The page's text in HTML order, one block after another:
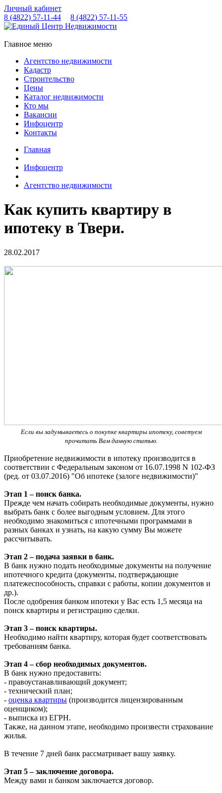
Личный кабинет
8 (4822) 57-11-44 8 (4822) 57-11-55
Главное меню
Агентство недвижимости
Кадастр
Строительство
Цены
Каталог недвижимости
Кто мы
Вакансии
Инфоцентр
Контакты
Главная
Инфоцентр
Агентство недвижимости
Как купить квартиру в
ипотеку в Твери.
28.02.2017
Если вы задумываетесь о покупке квартиры ипотеку, советуем
прочитать Вам данную статью.
Приобретение недвижимости в ипотеку производится в
соответствии с Федеральным законом от 16.07.1998 N 102-ФЗ
(ред. от 03.07.2016) "Об ипотеке (залоге недвижимости)"
Этап 1 – поиск банка.
Прежде чем начать собирать необходимые документы, нужно
выбрать банк с более выгодным условием. Для этого
необходимо знакомиться с ипотечными программами в
разных банках и узнать, на какую сумму Вы можете
рассчитывать.
Этап 2 – подача заявки в банк.
В банк нужно подать необходимые документы на получение
ипотечного кредита (документы, подтверждающие
платежеспособность, справки с работы, копии документов и
др.).
После одобрения банком ипотеки у Вас есть 1,5 месяца на
поиск квартиры и регистрацию сделки.
Этап 3 – поиск квартиры.
Необходимо найти квартиру, которая будет соответствовать
требованиям банка.
Этап 4 – сбор необходимых документов.
В банк нужно предоставить:
- правоустанавливающий документ;
- технический план;
- оценка квартиры (производится лицензированным
оценщиком);
- выписка из ЕГРН.
Также, на данном этапе, необходимо произвести страхование
жилья.
В течение 7 дней банк рассматривает вашу заявку.
Этап 5 – заключение договора.
Между вами и банком заключается договор.